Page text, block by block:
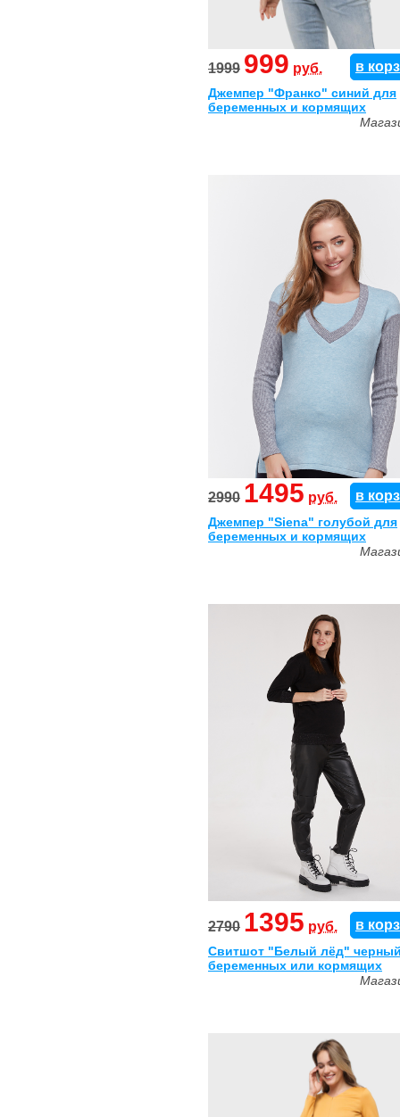
1999 999 руб. в
Джемпер "Франко" синий для
беременных и кормящих
2990 1495 руб. в
Джемпер "Siena" голубой для
беременных и кормящих
2790 1395 руб. в
Свитшот "Белый лёд"
беременных или кормящих